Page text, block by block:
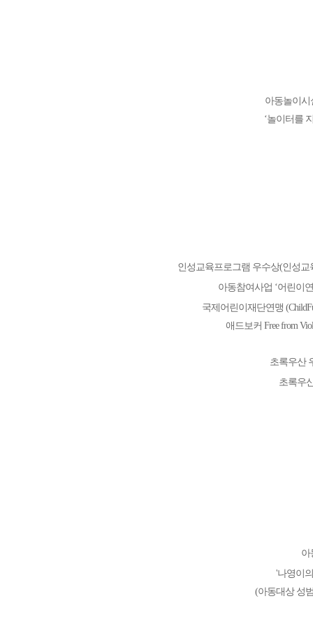
아동놀이
‘놀이터를
인성교육프로그램 우수상(인성
아동참여사업 ‘어린이
국제어린이재단연맹
애드보커 Free from
초록우산
초록우
아
'나영이
(아동대상 성